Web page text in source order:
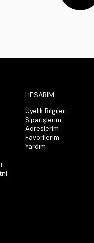
HESABIM
Üyelik Bilgileri
Siparişlerim
Adreslerim
Favorilerim
Yardım